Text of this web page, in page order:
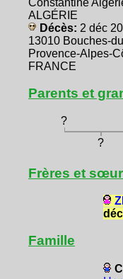
Constantine
ALGÉRIE
Décès: 2 déc
13010 Bouches-
Provence-Alpes-
FRANCE
Parents et
?
?
Frères et
Famille